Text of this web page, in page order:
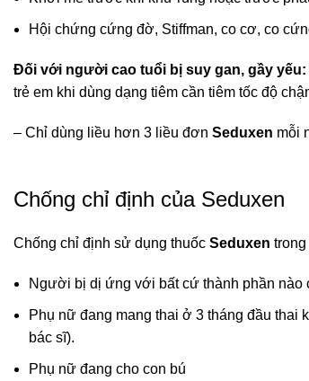
Hội chứng cứng đờ, Stiffman, co cơ, co
Đối với người cao tuổi bị suy gan, gầy yếu:
trẻ em khi dùng dạng tiêm cần tiêm tốc độ
– Chỉ dùng liều hơn 3 liều đơn Seduxen mỗi
Chống chỉ định của Seduxen
Chống chỉ định sử dụng thuốc Seduxen
Người bị dị ứng với bất cứ thành phần nào
Phụ nữ đang mang thai ở 3 tháng đầu thai
bác sĩ).
Phụ nữ đang cho con bú